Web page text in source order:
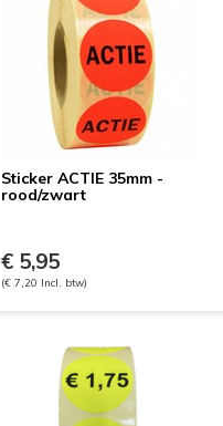
Sticker ACTIE 35mm -
rood/zwart
€ 5,95
(€ 7,20 Incl. btw)